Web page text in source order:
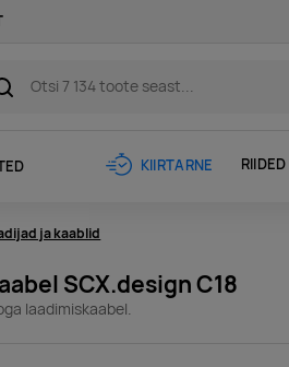
KIIRTARNE RIIDED
ja kaablid
SCX.design C18
laadimiskaabel.